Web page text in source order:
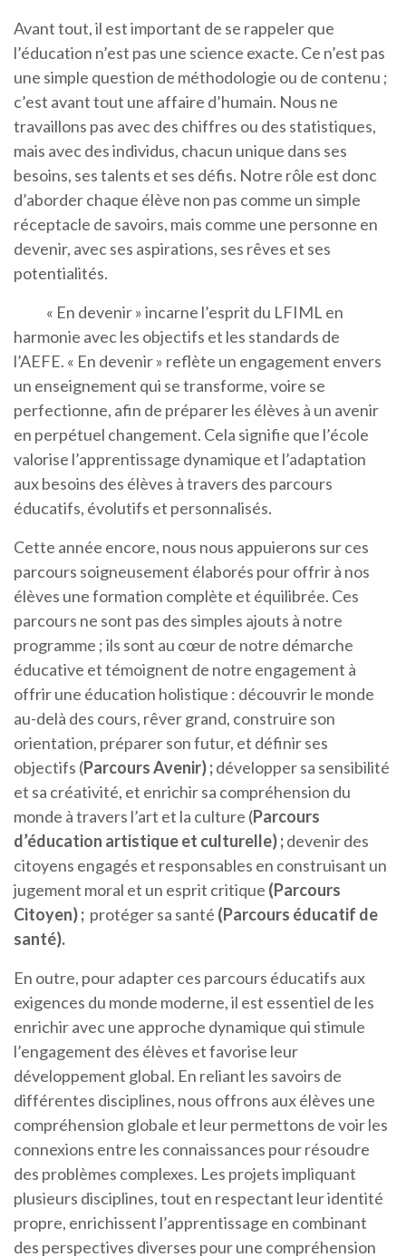
Avant tout, il est important de se rappeler que
l’éducation n’est pas une science exacte. Ce n’est pas
une simple question de méthodologie ou de contenu ;
c’est avant tout une affaire d’humain. Nous ne
travaillons pas avec des chiffres ou des statistiques,
mais avec des individus, chacun unique dans ses
besoins, ses talents et ses défis. Notre rôle est donc
d’aborder chaque élève non pas comme un simple
réceptacle de savoirs, mais comme une personne en
devenir, avec ses aspirations, ses rêves et ses
potentialités.
« En devenir » incarne l’esprit du LFIML en
harmonie avec les objectifs et les standards de
l’AEFE. « En devenir » reflète un engagement envers
un enseignement qui se transforme, voire se
perfectionne, afin de préparer les élèves à un avenir
en perpétuel changement. Cela signifie que l’école
valorise l’apprentissage dynamique et l’adaptation
aux besoins des élèves à travers des parcours
éducatifs, évolutifs et personnalisés.
Cette année encore, nous nous appuierons sur ces
parcours soigneusement élaborés pour offrir à nos
élèves une formation complète et équilibrée. Ces
parcours ne sont pas des simples ajouts à notre
programme ; ils sont au cœur de notre démarche
éducative et témoignent de notre engagement à
offrir une éducation holistique : découvrir le monde
au-delà des cours, rêver grand, construire son
orientation, préparer son futur, et définir ses
objectifs (Parcours Avenir);développer sa sensibilité
et sa créativité, et enrichir sa compréhension du
monde à travers l’art et la culture (Parcours
d’éducation artistique et culturelle);devenir des
citoyens engagés et responsables en construisant un
jugement moral et un esprit critique (Parcours
Citoyen); protéger sa santé (Parcours éducatif de
santé).
En outre, pour adapter ces parcours éducatifs aux
exigences du monde moderne, il est essentiel de les
enrichir avec une approche dynamique qui stimule
l’engagement des élèves et favorise leur
développement global. En reliant les savoirs de
différentes disciplines, nous offrons aux élèves une
compréhension globale et leur permettons de voir les
connexions entre les connaissances pour résoudre
des problèmes complexes. Les projets impliquant
plusieurs disciplines, tout en respectant leur identité
propre, enrichissent l’apprentissage en combinant
des perspectives diverses pour une compréhension